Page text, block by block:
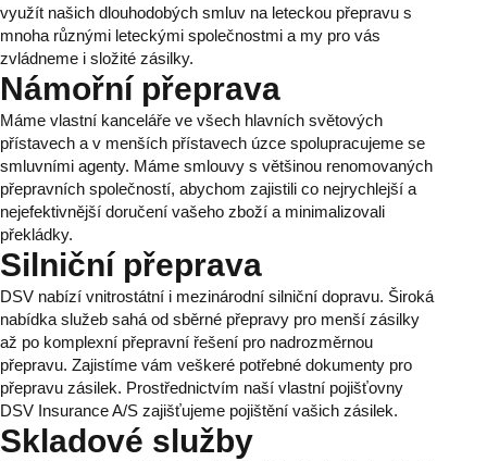
využít našich dlouhodobých smluv na leteckou přepravu s
mnoha různými leteckými společnostmi a my pro vás
zvládneme i složité zásilky.
Námořní přeprava
Máme vlastní kanceláře ve všech hlavních světových
přístavech a v menších přístavech úzce spolupracujeme se
smluvními agenty. Máme smlouvy s většinou renomovaných
přepravních společností, abychom zajistili co nejrychlejší a
nejefektivnější doručení vašeho zboží a minimalizovali
překládky.
Silniční přeprava
DSV nabízí vnitrostátní i mezinárodní silniční dopravu. Široká
nabídka služeb sahá od sběrné přepravy pro menší zásilky
až po komplexní přepravní řešení pro nadrozměrnou
přepravu. Zajistíme vám veškeré potřebné dokumenty pro
přepravu zásilek. Prostřednictvím naší vlastní pojišťovny
DSV Insurance A/S zajišťujeme pojištění vašich zásilek.
Skladové služby